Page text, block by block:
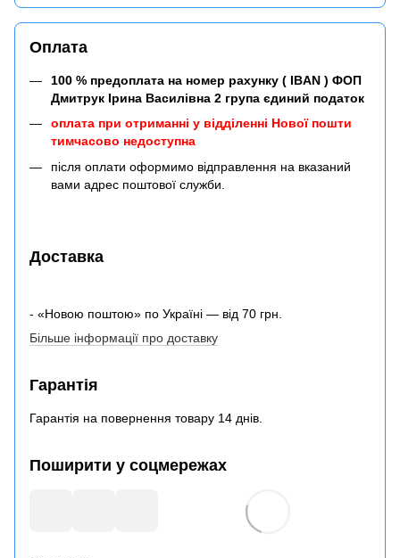
Оплата
100 % предоплата на номер рахунку ( IBAN ) ФОП
Дмитрук Ірина Василівна 2 група єдиний податок
оплата при отриманні у відділенні Нової пошти
тимчасово недоступна
після оплати оформимо відправлення на вказаний
вами адрес поштової служби.
Доставка
- «Новою поштою» по Україні — від 70 грн.
Більше інформації про доставку
Гарантія
Гарантія на повернення товару 14 днів.
Поширити у соцмережах